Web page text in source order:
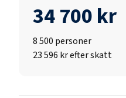
34 700 kr
8 500 personer
23 596 kr efter skatt